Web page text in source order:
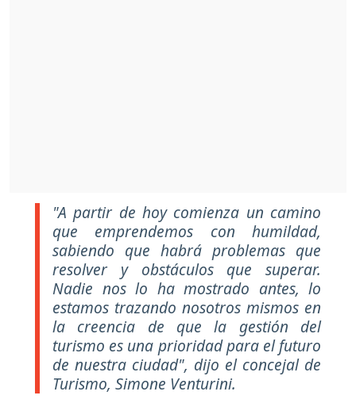
"A partir de hoy comienza un camino
que emprendemos con humildad,
sabiendo que habrá problemas que
resolver y obstáculos que superar.
Nadie nos lo ha mostrado antes, lo
estamos trazando nosotros mismos en
la creencia de que la gestión del
turismo es una prioridad para el futuro
de nuestra ciudad", dijo el concejal de
Turismo, Simone Venturini.